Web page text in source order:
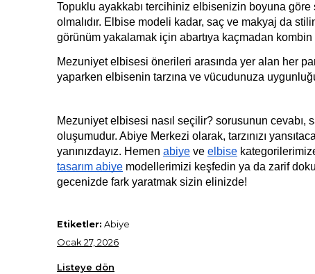
Topuklu ayakkabı tercihiniz elbisenizin boyuna
olmalıdır. Elbise modeli kadar, saç ve makyaj da
görünüm yakalamak için abartıya kaçmadan kombin
Mezuniyet elbisesi önerileri arasında yer alan her
yaparken elbisenin tarzına ve vücudunuza
Mezuniyet elbisesi nasıl seçilir? sorusunun
oluşumudur. Abiye Merkezi olarak, tarzınızı
yanınızdayız. Hemen abiye ve elbise
tasarım abiye modellerimizi keşfedin ya da zarif
gecenizde fark yaratmak sizin elinizde!
Etiketler: Abiye
Ocak 27, 2026
Listeye dön